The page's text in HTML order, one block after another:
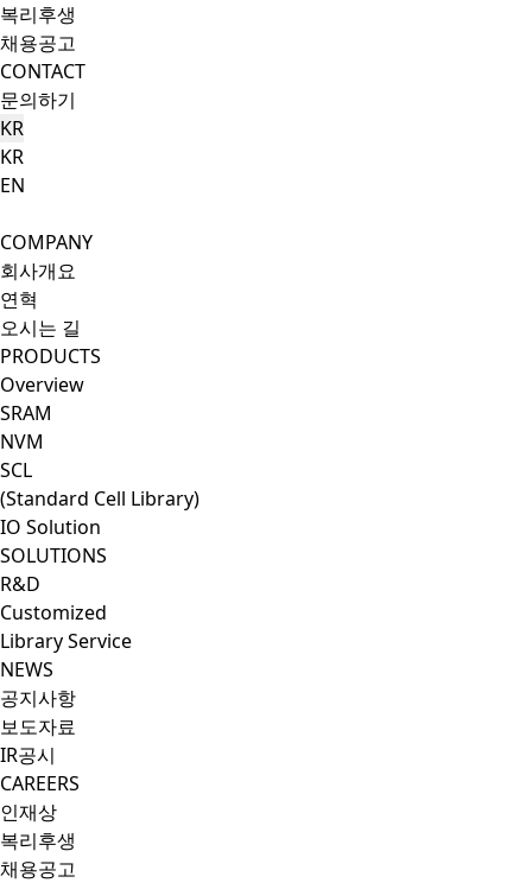
복리후생
채용공고
CONTACT
문의하기
KR
KR
EN
Search Button
Menu Button
COMPANY
회사개요
연혁
오시는 길
PRODUCTS
Overview
SRAM
NVM
SCL
(Standard Cell Library)
IO Solution
SOLUTIONS
R&D
Customized
Library Service
NEWS
공지사항
보도자료
IR공시
CAREERS
인재상
복리후생
채용공고